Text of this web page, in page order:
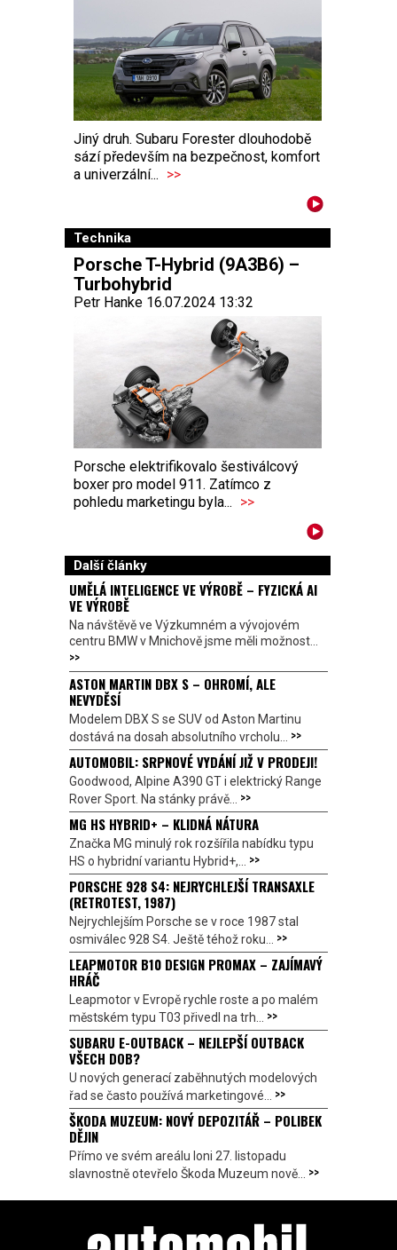
Jiný druh. Subaru Forester dlouhodobě
sází především na bezpečnost, komfort
a univerzální... >>
Technika
Porsche T-Hybrid (9A3B6) –
Turbohybrid
Petr Hanke 16.07.2024 13:32
Porsche elektrifikovalo šestiválcový
boxer pro model 911. Zatímco z
pohledu marketingu byla... >>
Další články
UMĚLÁ INTELIGENCE VE VÝROBĚ – FYZICKÁ AI
VE VÝROBĚ
Na návštěvě ve Výzkumném a vývojovém
centru BMW v Mnichově jsme měli možnost...
>>
ASTON MARTIN DBX S – OHROMÍ, ALE
NEVYDĚSÍ
Modelem DBX S se SUV od Aston Martinu
dostává na dosah absolutního vrcholu... >>
AUTOMOBIL: SRPNOVÉ VYDÁNÍ JIŽ V PRODEJI!
Goodwood, Alpine A390 GT i elektrický Range
Rover Sport. Na stánky právě... >>
MG HS HYBRID+ – KLIDNÁ NÁTURA
Značka MG minulý rok rozšířila nabídku typu
HS o hybridní variantu Hybrid+,... >>
PORSCHE 928 S4: NEJRYCHLEJŠÍ TRANSAXLE
(RETROTEST, 1987)
Nejrychlejším Porsche se v roce 1987 stal
osmiválec 928 S4. Ještě téhož roku... >>
LEAPMOTOR B10 DESIGN PROMAX – ZAJÍMAVÝ
HRÁČ
Leapmotor v Evropě rychle roste a po malém
městském typu T03 přivedl na trh... >>
SUBARU E-OUTBACK – NEJLEPŠÍ OUTBACK
VŠECH DOB?
U nových generací zaběhnutých modelových
řad se často používá marketingové... >>
ŠKODA MUZEUM: NOVÝ DEPOZITÁŘ – POLIBEK
DĚJIN
Přímo ve svém areálu loni 27. listopadu
slavnostně otevřelo Škoda Muzeum nově... >>